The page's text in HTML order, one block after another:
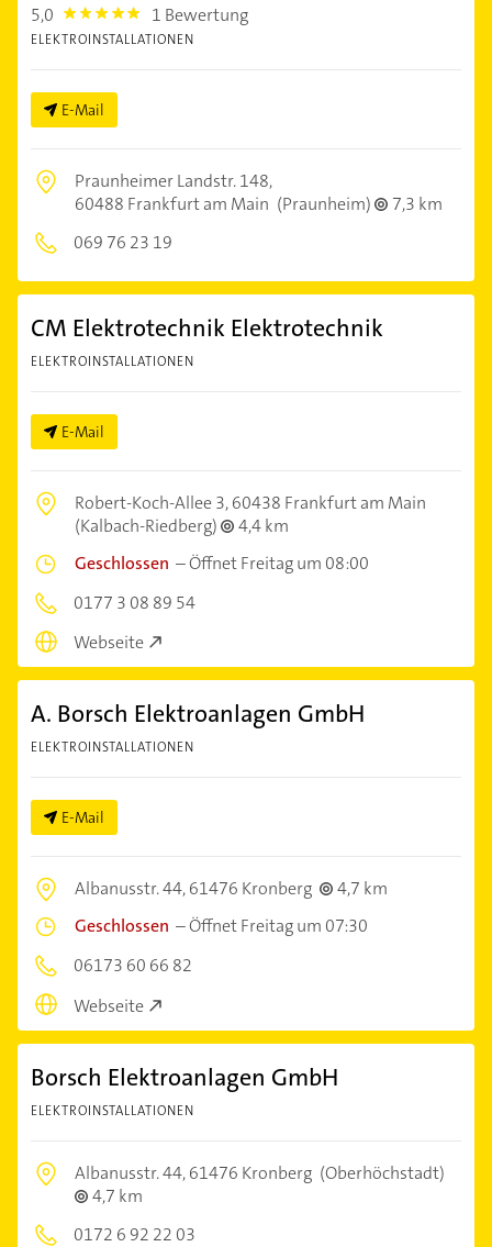
5,0 5.0 1 Bewertung
ELEKTROINSTALLATIONEN
E-Mail
Praunheimer Landstr. 148,
60488 Frankfurt am Main (Praunheim)
7,3 km
069 76 23 19
CM Elektrotechnik Elektrotechnik
ELEKTROINSTALLATIONEN
E-Mail
Robert-Koch-Allee 3,60438 Frankfurt am Main
(Kalbach-Riedberg)
4,4 km
Geschlossen –Öffnet Freitag um 08:00
0177 3 08 89 54
Webseite
A. Borsch Elektroanlagen GmbH
ELEKTROINSTALLATIONEN
E-Mail
Albanusstr. 44,61476 Kronberg
4,7 km
Geschlossen –Öffnet Freitag um 07:30
06173 60 66 82
Webseite
Borsch Elektroanlagen GmbH
ELEKTROINSTALLATIONEN
Albanusstr. 44,61476 Kronberg (Oberhöchstadt)
4,7 km
0172 6 92 22 03